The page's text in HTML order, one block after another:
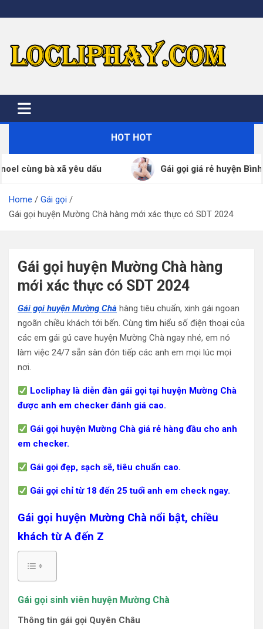
to
HOT HOT
Gái gọi giá rẻ huyện Bình Giang đã xác thực SDT
Home
Gái gọi
Gái gọi huyện Mường Chà hàng mới xác thực có SDT 2024
Gái gọi huyện Mường Chà hàng
mới xác thực có SDT 2024
Gái gọi huyện Mường Chà hàng tiêu chuẩn, xinh gái ngoan
ngoãn chiều khách tới bến. Cùng tìm hiểu số điện thoại của
các em gái gú cave huyện Mường Chà ngay nhé, em nó
làm việc 24/7 sẵn sàn đón tiếp các anh em mọi lúc mọi
nơi.
Locliphay là diễn đàn gái gọi tại huyện Mường Chà
được anh em checker đánh giá cao.
Gái gọi huyện Mường Chà giá rẻ hàng đầu cho anh
em checker.
Gái gọi đẹp, sạch sẽ, tiêu chuẩn cao.
Gái gọi chỉ từ 18 đến 25 tuổi anh em check ngay.
Gái gọi huyện Mường Chà nổi bật, chiều
khách từ A đến Z
Gái gọi sinh viên huyện Mường Chà
Thông tin gái gọi Quyên Châu